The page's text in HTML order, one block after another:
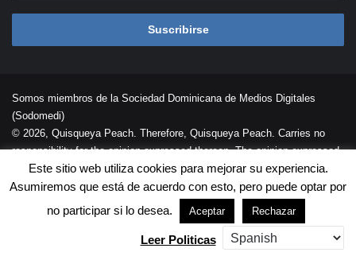
Suscribirse
Somos miembros de la Sociedad Dominicana de Medios Digitales
(Sodomedi)
© 2026, Quisqueya Peach. Therefore, Quisqueya Peach. Carries no
responsibility for the opinion expressed thereon. The opinion expressed
in each article is the opinion of its author and does not necessarily
reflect the opinion of Quisqueya Peach .
Desarrollada por
Palaeli Studio
Cookies Términos de Uso
Este sitio web utiliza cookies para mejorar su experiencia.
Asumiremos que está de acuerdo con esto, pero puede optar por
no participar si lo desea.
Aceptar Rechazar
Leer Politicas